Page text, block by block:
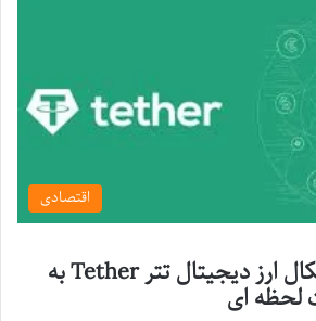
اقتصادی
نقد و تحلیل تکنیکال ارز دیجیتال تتر Tether به
لحظه ای